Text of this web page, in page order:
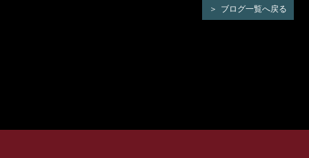
ブログ一覧へ戻る